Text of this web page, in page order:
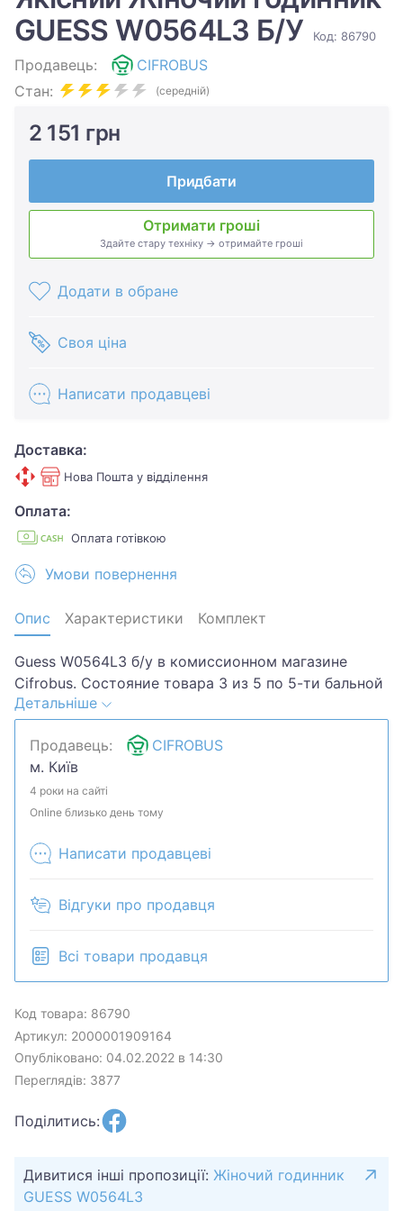
GUESS W0564L3 Б/У
Код: 86790
Продавець:
CIFROBUS
Стан:
(середній)
2 151 грн
Придбати
Отримати гроші
Здайте стару техніку → отримайте гроші
Додати в обране
Своя ціна
Написати продавцеві
Доставка:
Нова Пошта у відділення
Оплата:
Оплата готівкою
Умови повернення
Опис Характеристики Комплект
Guess W0564L3 б/у в комиссионном магазине
Cifrobus. Состояние товара 3 из 5 по 5-ти бальной
системе. Примечание: царапины потертости нет
болтика.Хотите скидку? Давайте обсудим.
Предложите свою цену и мы посмотрим, что
сможем сделать.Уточняйте наличие и
комплектацию у менеджера. Товар может быть
продан в розничном магазине.
Детальніше
Продавець:
CIFROBUS
м. Київ
4 роки на сайті
Online близько день тому
Написати продавцеві
Відгуки про продавця
Всі товари продавця
Код товара: 86790
Артикул: 2000001909164
Опубліковано: 04.02.2022 в 14:30
Переглядів: 3877
Поділитись:
Дивитися інші пропозиції: Жіночий годинник
GUESS W0564L3